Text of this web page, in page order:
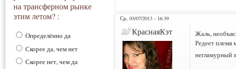
на трансферном рынке
этим летом? :
Определённо да
Скорее да, чем нет
Скорее нет, чем да
Ср, 03/07/2013 - 16:39
КраснаяКэт
Жаль,
Редеет племя
негламурный